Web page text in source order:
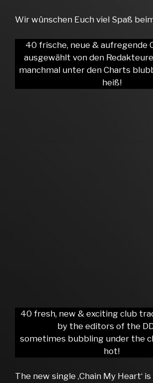
Wir wünschen Euch viel Spaß
40 frische, neue & aufregende
ausgewählt von den
manchmal unter den Charts
heiß!
40 fresh, new & exciting club
by the editors of the
sometimes bubbling under the
hot!
The new single ‚Chain My Heart‘